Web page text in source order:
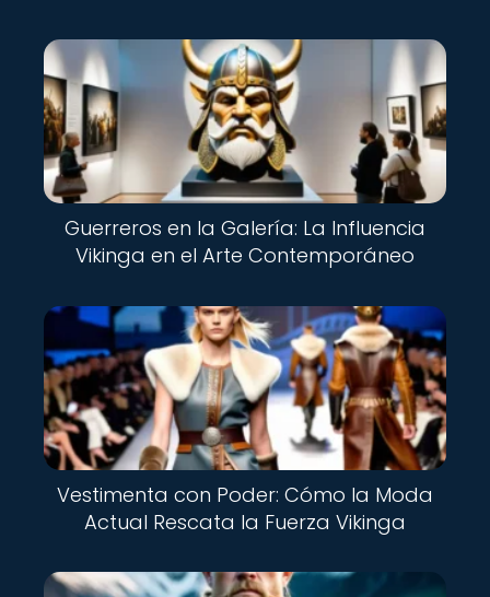
Guerreros en la Galería: La Influencia
Vikinga en el Arte Contemporáneo
Vestimenta con Poder: Cómo la Moda
Actual Rescata la Fuerza Vikinga